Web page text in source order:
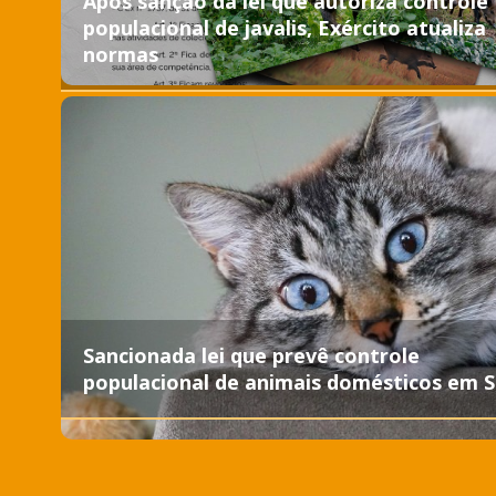
populacional de javalis, Exército atualiza
normas
Sancionada lei que prevê controle
populacional de animais domésticos em